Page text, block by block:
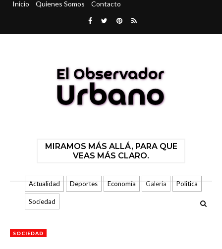
Inicio Quienes Somos Contacto
MIRAMOS MÁS ALLÁ, PARA QUE
VEAS MÁS CLARO.
Actualidad Deportes Economía Galería Politica
Sociedad
SOCIEDAD